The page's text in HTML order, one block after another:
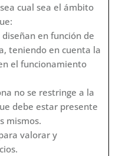
cual sea el ámbito
diseñan en función de
teniendo en cuenta la
el funcionamiento
no se restringe a la
debe estar presente
mismos.
valorar y